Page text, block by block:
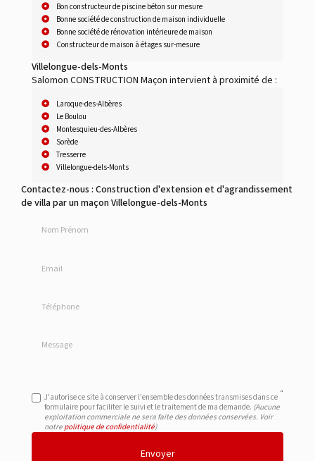
Bon constructeur de piscine béton sur mesure
Bonne société de construction de maison individuelle
Bonne société de rénovation intérieure de maison
Constructeur de maison à étages sur-mesure
Villelongue-dels-Monts
Salomon CONSTRUCTION Maçon intervient à proximité de :
Laroque-des-Albères
Le Boulou
Montesquieu-des-Albères
Sorède
Tresserre
Villelongue-dels-Monts
Contactez-nous : Construction d'extension et d'agrandissement
de villa par un maçon Villelongue-dels-Monts
J'autorise ce site à conserver l'ensemble des données transmises dans ce
formulaire pour faciliter le suivi et le traitement de ma demande. (Aucune
exploitation commerciale ne sera faite des données conservées. Voir
notre politique de confidentialité)